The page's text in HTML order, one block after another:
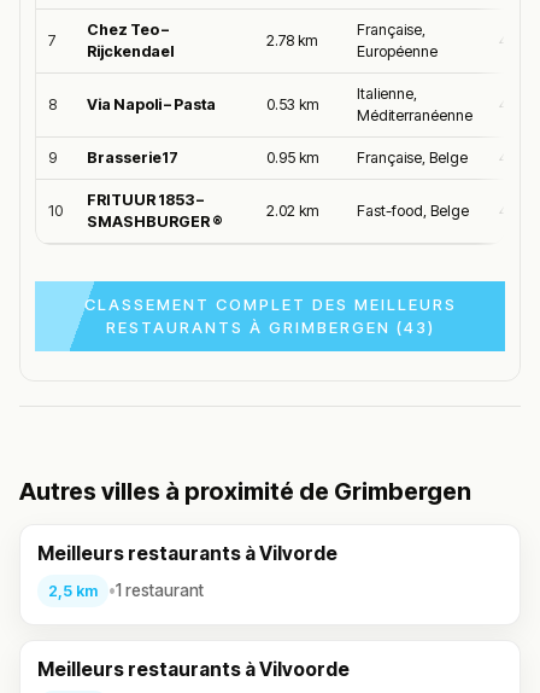
7
Chez Teo –
Rijckendael
2.78 km
Française,
Européenne
4.6/5
8 Via Napoli – Pasta 0.53 km
Italienne,
Méditerranéenne
4.6/5
9 Brasserie17 0.95 km Française, Belge 4.6/5
10
FRITUUR 1853 –
SMASHBURGER ®
2.02 km Fast-food, Belge 4.6/5
CLASSEMENT COMPLET DES MEILLEURS
RESTAURANTS À GRIMBERGEN (43)
Autres villes à proximité de Grimbergen
Meilleurs restaurants à Vilvorde
2,5 km •1 restaurant
Meilleurs restaurants à Vilvoorde